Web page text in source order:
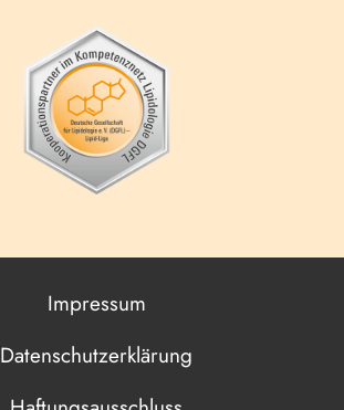
Impressum
Datenschutzerklärung